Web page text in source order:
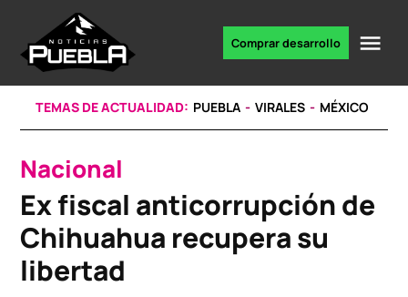
content
noticias
Comprar desarrollo
TEMAS DE ACTUALIDAD: PUEBLA VIRALES MÉXICO
POSTED
IN
Nacional
Ex fiscal anticorrupción de
Chihuahua recupera su
libertad